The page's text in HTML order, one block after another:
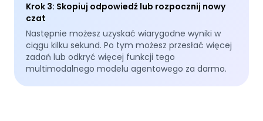
Krok 3: Skopiuj odpowiedź lub rozpocznij nowy
czat
Następnie możesz uzyskać wiarygodne wyniki w
ciągu kilku sekund. Po tym możesz przesłać więcej
zadań lub odkryć więcej funkcji tego
multimodalnego modelu agentowego za darmo.